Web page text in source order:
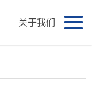
关于我们